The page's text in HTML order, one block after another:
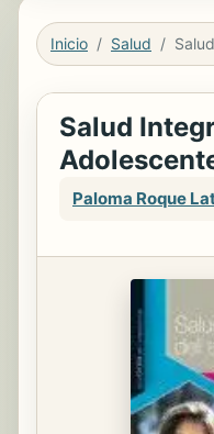
Inicio Salud
Salud
Paloma Roque